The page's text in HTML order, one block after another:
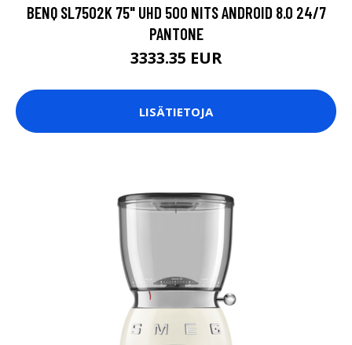
BENQ SL7502K 75" UHD 500 NITS ANDROID 8.0 24/7
PANTONE
3333.35 EUR
LISÄTIETOJA